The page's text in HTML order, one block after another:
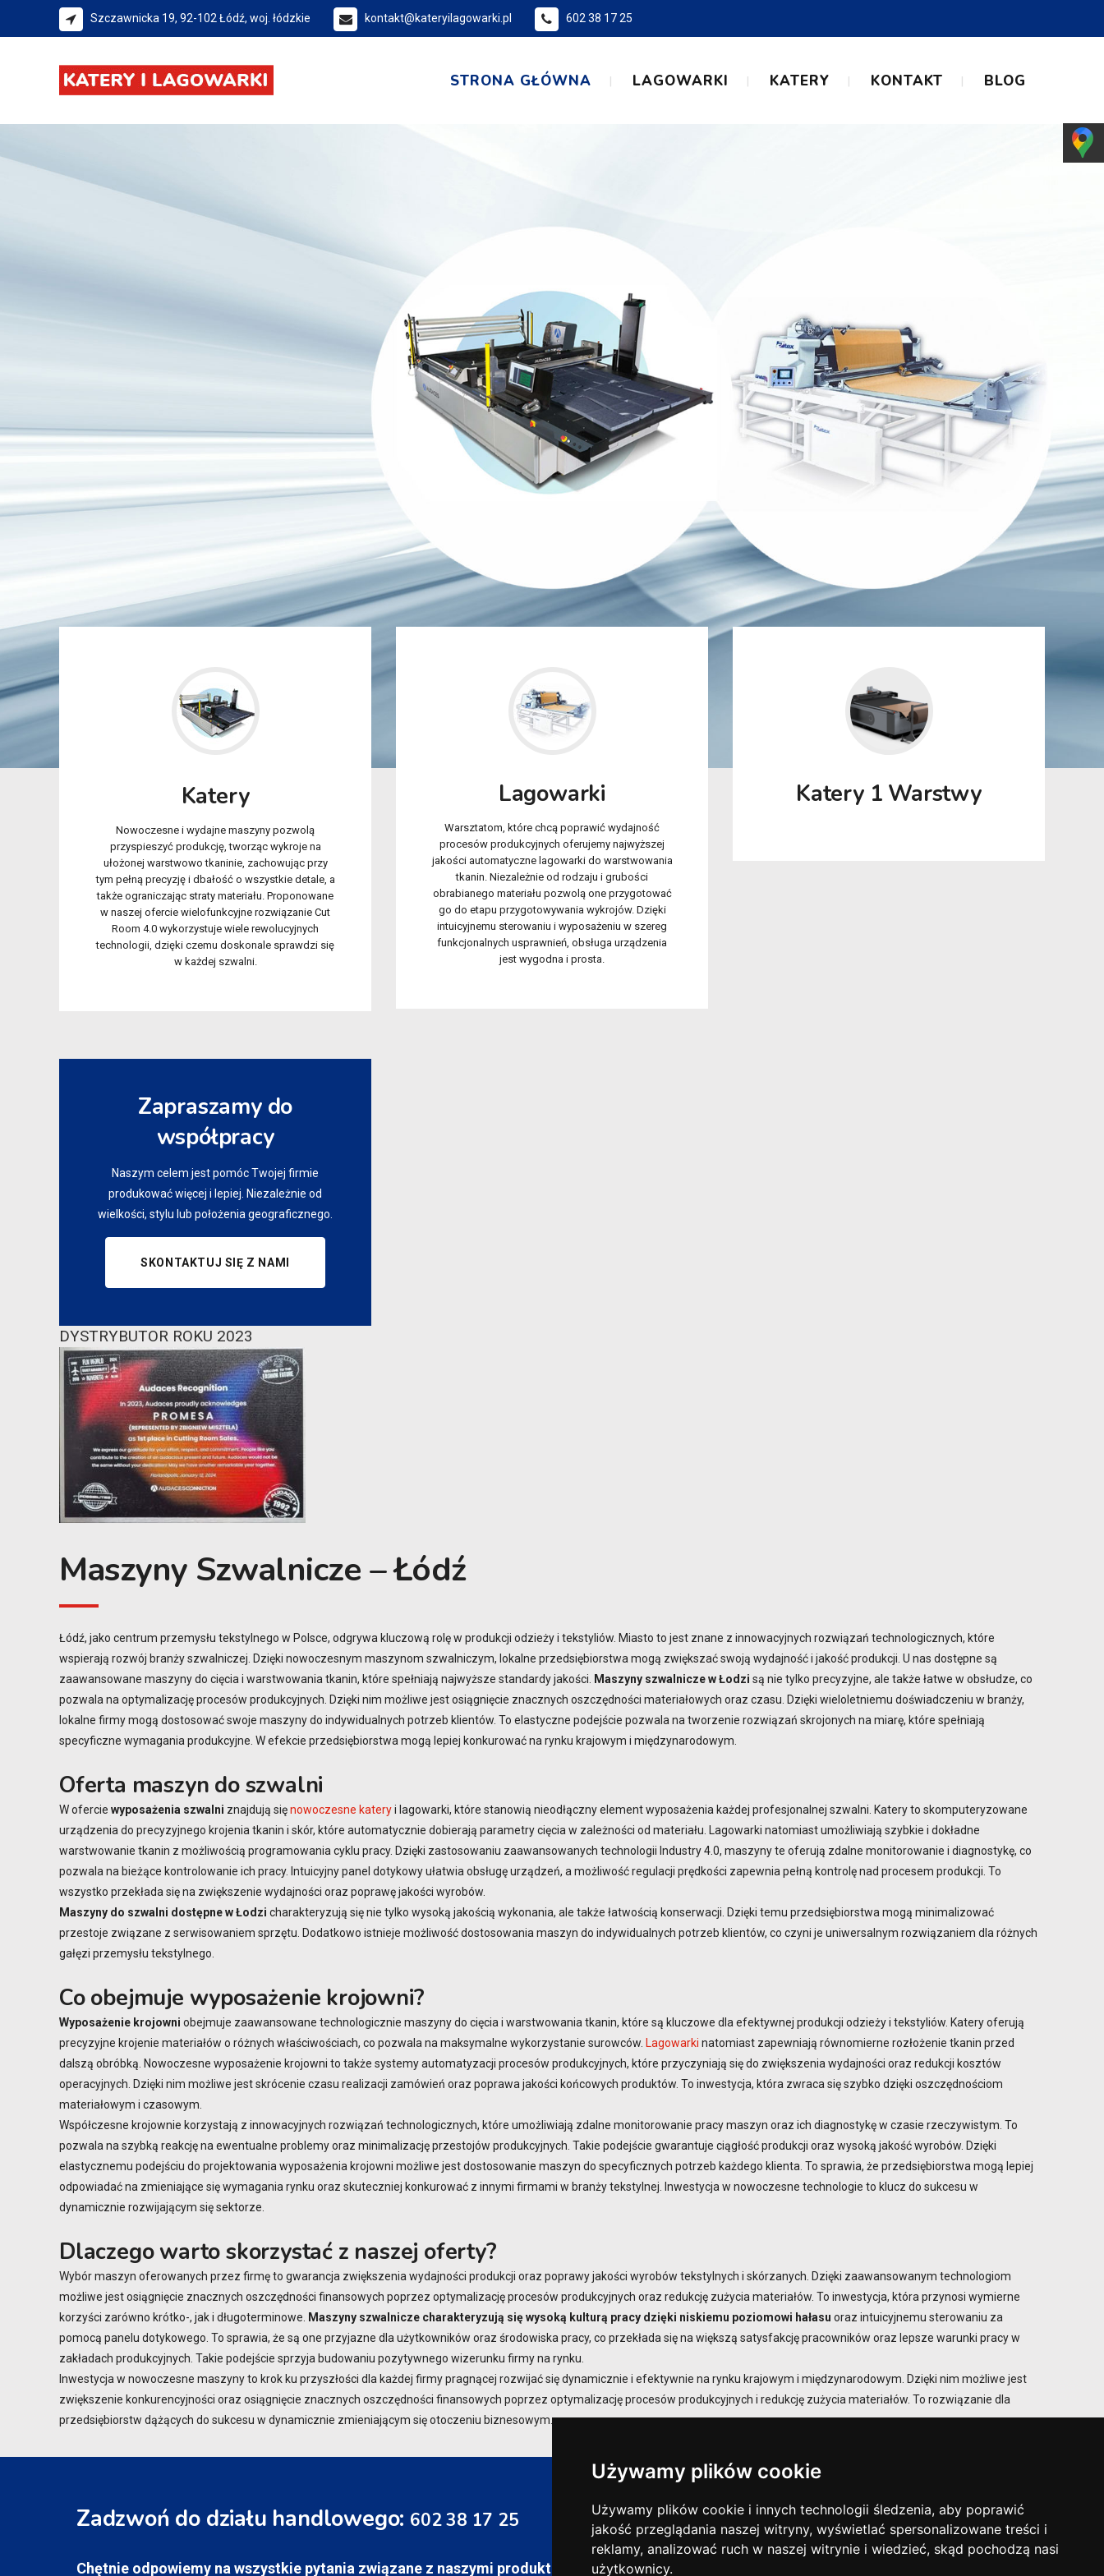
Używamy plików cookie
Używamy plików cookie i innych technologii śledzenia, aby poprawić
jakość przeglądania naszej witryny, wyświetlać spersonalizowane treści i
reklamy, analizować ruch w naszej witrynie i wiedzieć, skąd pochodzą nasi
użytkownicy.
Szczawnicka 19, 92-102 Łódź, woj. łódzkie kontakt@kateryilagowarki.pl 602 38 17 25
STRONA GŁÓWNA LAGOWARKI KATERY KONTAKT BLOG
Katery
Nowoczesne i wydajne maszyny pozwolą
przyspieszyć produkcję, tworząc wykroje na
ułożonej warstwowo tkaninie, zachowując przy
tym pełną precyzję i dbałość o wszystkie detale, a
także ograniczając straty materiału. Proponowane
w naszej ofercie wielofunkcyjne rozwiązanie Cut
Room 4.0 wykorzystuje wiele rewolucyjnych
technologii, dzięki czemu doskonale sprawdzi się
w każdej szwalni.
Lagowarki
Warsztatom, które chcą poprawić wydajność
procesów produkcyjnych oferujemy najwyższej
jakości automatyczne lagowarki do warstwowania
tkanin. Niezależnie od rodzaju i grubości
obrabianego materiału pozwolą one przygotować
go do etapu przygotowywania wykrojów. Dzięki
intuicyjnemu sterowaniu i wyposażeniu w szereg
funkcjonalnych usprawnień, obsługa urządzenia
jest wygodna i prosta.
Katery 1 Warstwy
Zapraszamy do
współpracy
Naszym celem jest pomóc Twojej firmie
produkować więcej i lepiej. Niezależnie od
wielkości, stylu lub położenia geograficznego.
SKONTAKTUJ SIĘ Z NAMI
DYSTRYBUTOR ROKU 2023
Maszyny Szwalnicze – Łódź
Łódź, jako centrum przemysłu tekstylnego w Polsce, odgrywa kluczową rolę w produkcji odzieży i tekstyliów. Miasto to jest znane z innowacyjnych rozwiązań technologicznych, które
wspierają rozwój branży szwalniczej. Dzięki nowoczesnym maszynom szwalniczym, lokalne przedsiębiorstwa mogą zwiększać swoją wydajność i jakość produkcji. U nas dostępne są
zaawansowane maszyny do cięcia i warstwowania tkanin, które spełniają najwyższe standardy jakości.
Maszyny szwalnicze w Łodzi są nie tylko precyzyjne, ale także łatwe w obsłudze, co
pozwala na optymalizację procesów produkcyjnych. Dzięki nim możliwe jest osiągnięcie znacznych oszczędności materiałowych oraz czasu. Dzięki wieloletniemu doświadczeniu w branży,
lokalne firmy mogą dostosować swoje maszyny do indywidualnych potrzeb klientów. To elastyczne podejście pozwala na tworzenie rozwiązań skrojonych na miarę, które spełniają
specyficzne wymagania produkcyjne. W efekcie przedsiębiorstwa mogą lepiej konkurować na rynku krajowym i międzynarodowym.
Oferta maszyn do szwalni
W ofercie wyposażenia szwalni znajdują sięnowoczesne kateryi lagowarki, które stanowią nieodłączny element wyposażenia każdej profesjonalnej szwalni. Katery to skomputeryzowane
urządzenia do precyzyjnego krojenia tkanin i skór, które automatycznie dobierają parametry cięcia w zależności od materiału. Lagowarki natomiast umożliwiają szybkie i dokładne
warstwowanie tkanin z możliwością programowania cyklu pracy. Dzięki zastosowaniu zaawansowanych technologii Industry 4.0, maszyny te oferują zdalne monitorowanie i diagnostykę, co
pozwala na bieżące kontrolowanie ich pracy. Intuicyjny panel dotykowy ułatwia obsługę urządzeń, a możliwość regulacji prędkości zapewnia pełną kontrolę nad procesem produkcji. To
wszystko przekłada się na zwiększenie wydajności oraz poprawę jakości wyrobów.
Maszyny do szwalni dostępne w Łodzi charakteryzują się nie tylko wysoką jakością wykonania, ale także łatwością konserwacji. Dzięki temu przedsiębiorstwa mogą minimalizować
przestoje związane z serwisowaniem sprzętu. Dodatkowo istnieje możliwość dostosowania maszyn do indywidualnych potrzeb klientów, co czyni je uniwersalnym rozwiązaniem dla różnych
gałęzi przemysłu tekstylnego.
Co obejmuje wyposażenie krojowni?
Wyposażenie krojowni obejmuje zaawansowane technologicznie maszyny do cięcia i warstwowania tkanin, które są kluczowe dla efektywnej produkcji odzieży i tekstyliów. Katery oferują
precyzyjne krojenie materiałów o różnych właściwościach, co pozwala na maksymalne wykorzystanie surowców. Lagowarki natomiast zapewniają równomierne rozłożenie tkanin przed
dalszą obróbką. Nowoczesne wyposażenie krojowni to także systemy automatyzacji procesów produkcyjnych, które przyczyniają się do zwiększenia wydajności oraz redukcji kosztów
operacyjnych. Dzięki nim możliwe jest skrócenie czasu realizacji zamówień oraz poprawa jakości końcowych produktów. To inwestycja, która zwraca się szybko dzięki oszczędnościom
materiałowym i czasowym.
Współczesne krojownie korzystają z innowacyjnych rozwiązań technologicznych, które umożliwiają zdalne monitorowanie pracy maszyn oraz ich diagnostykę w czasie rzeczywistym. To
pozwala na szybką reakcję na ewentualne problemy oraz minimalizację przestojów produkcyjnych. Takie podejście gwarantuje ciągłość produkcji oraz wysoką jakość wyrobów. Dzięki
elastycznemu podejściu do projektowania wyposażenia krojowni możliwe jest dostosowanie maszyn do specyficznych potrzeb każdego klienta. To sprawia, że przedsiębiorstwa mogą lepiej
odpowiadać na zmieniające się wymagania rynku oraz skuteczniej konkurować z innymi firmami w branży tekstylnej. Inwestycja w nowoczesne technologie to klucz do sukcesu w
dynamicznie rozwijającym się sektorze.
Dlaczego warto skorzystać z naszej oferty?
Wybór maszyn oferowanych przez firmę to gwarancja zwiększenia wydajności produkcji oraz poprawy jakości wyrobów tekstylnych i skórzanych. Dzięki zaawansowanym technologiom
możliwe jest osiągnięcie znacznych oszczędności finansowych poprzez optymalizację procesów produkcyjnych oraz redukcję zużycia materiałów. To inwestycja, która przynosi wymierne
korzyści zarówno krótko-, jak i długoterminowe.
Maszyny szwalnicze charakteryzują się wysoką kulturą pracy dzięki niskiemu poziomowi hałasu oraz intuicyjnemu sterowaniu za
pomocą panelu dotykowego. To sprawia, że są one przyjazne dla użytkowników oraz środowiska pracy, co przekłada się na większą satysfakcję pracowników oraz lepsze warunki pracy w
zakładach produkcyjnych. Takie podejście sprzyja budowaniu pozytywnego wizerunku firmy na rynku.
Inwestycja w nowoczesne maszyny to krok ku przyszłości dla każdej firmy pragnącej rozwijać się dynamicznie i efektywnie na rynku krajowym i międzynarodowym. Dzięki nim możliwe jest
zwiększenie konkurencyjności oraz osiągnięcie znacznych oszczędności finansowych poprzez optymalizację procesów produkcyjnych i redukcję zużycia materiałów. To rozwiązanie dla
przedsiębiorstw dążących do sukcesu w dynamicznie zmieniającym się otoczeniu biznesowym.
Zadzwoń do działu handlowego: 602 38 17 25
Chętnie odpowiemy na wszystkie pytania związane z naszymi produktami
ZAPYTAJ O OFERTĘ